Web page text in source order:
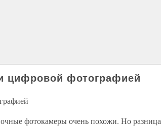
цифровой фотографией
фотокамеры очень похожи. Но разница